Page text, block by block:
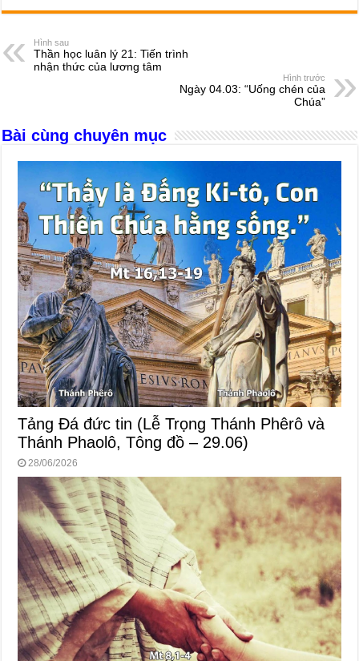
c
e
b
k
ss
n
at
A
e
d
s
er ail ar
Hình sau
Thần học luân lý 21: Tiến trình
nhận thức của lương tâm
Hình trước
Ngày 04.03: “Uống chén của
Chúa”
Bài cùng chuyên mục
Tảng Đá đức tin (Lễ Trọng Thánh Phêrô và
Thánh Phaolô, Tông đồ – 29.06)
28/06/2026